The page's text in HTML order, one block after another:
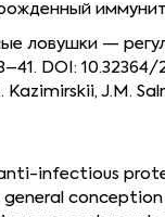
ловушки —
DOI:
J.M.
infectious
general